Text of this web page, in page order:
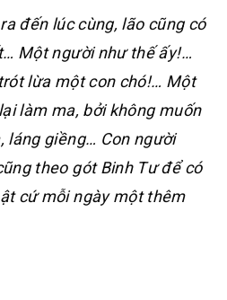
đến lúc cùng, lão cũng có
Một người như thế ấy!…
lừa một con chó!… Một
làm ma, bởi không muốn
láng giềng… Con người
theo gót Binh Tư để có
cứ mỗi ngày một thêm